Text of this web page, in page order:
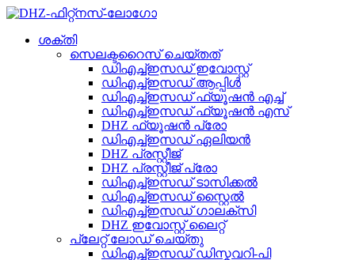
ശക്തി
സെലക്ടറൈസ് ചെയ്‌തത്
ഡിഎച്ച്ഇസഡ് ഇവോസ്റ്റ്
ഡിഎച്ച്ഇസഡ് ആപ്പിൾ
ഡിഎച്ച്ഇസഡ് ഫ്യൂഷൻ എച്ച്
ഡിഎച്ച്ഇസഡ് ഫ്യൂഷൻ എസ്
DHZ ഫ്യൂഷൻ പ്രോ
ഡിഎച്ച്ഇസഡ് ഏലിയൻ
DHZ പ്രസ്റ്റീജ്
DHZ പ്രസ്റ്റീജ് പ്രോ
ഡിഎച്ച്ഇസഡ് ടാസിക്കൽ
ഡിഎച്ച്ഇസഡ് സ്റ്റൈൽ
ഡിഎച്ച്ഇസഡ് ഗാലക്സി
DHZ ഇവോസ്റ്റ് ലൈറ്റ്
പ്ലേറ്റ് ലോഡ് ചെയ്തു
ഡിഎച്ച്ഇസഡ് ഡിസ്കവറി-പി